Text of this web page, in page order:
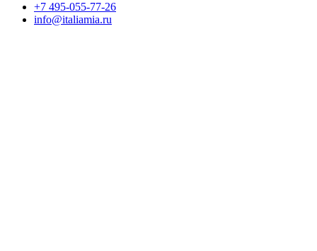
+7 495-055-77-26
info@italiamia.ru